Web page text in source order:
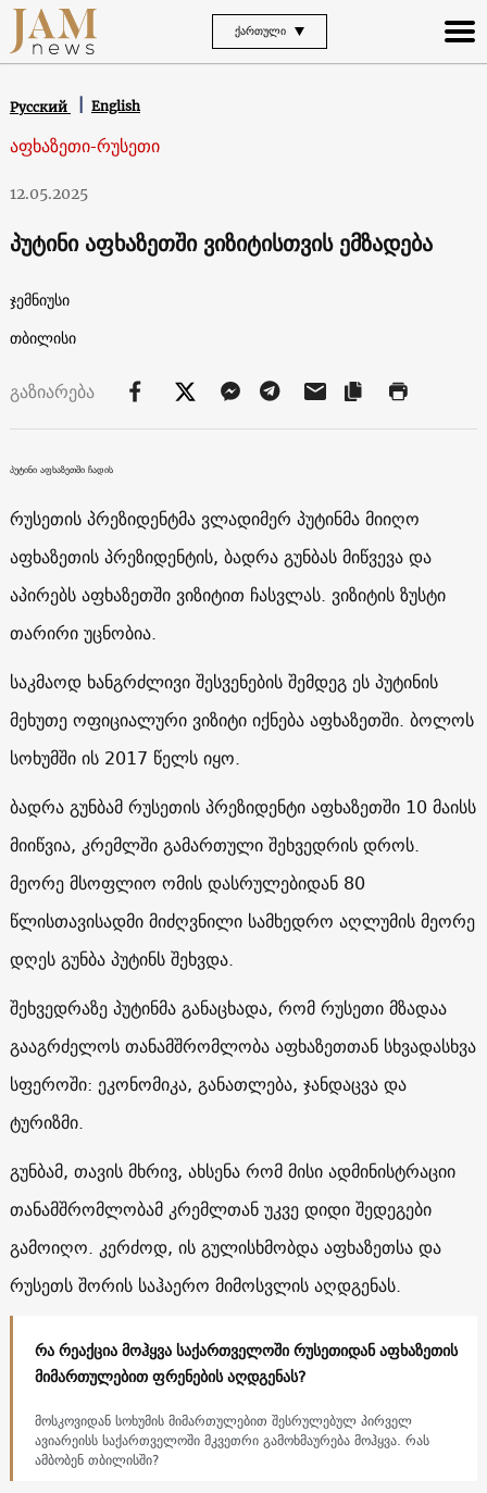
ᲥᲐᲠᲗᲣᲚᲘ
Русский English
აფხაზეთი-რუსეთი
12.05.2025
პუტინი აფხაზეთში ვიზიტისთვის ემზადება
ჯემნიუსი
თბილისი
გაზიარება
პუტინი აფხაზეთში ჩადის
რუსეთის პრეზიდენტმა ვლადიმერ პუტინმა მიიღო
აფხაზეთის პრეზიდენტის, ბადრა გუნბას მიწვევა და
აპირებს აფხაზეთში ვიზიტით ჩასვლას. ვიზიტის ზუსტი
თარირი უცნობია.
საკმაოდ ხანგრძლივი შესვენების შემდეგ ეს პუტინის
მეხუთე ოფიციალური ვიზიტი იქნება აფხაზეთში. ბოლოს
სოხუმში ის 2017 წელს იყო.
ბადრა გუნბამ რუსეთის პრეზიდენტი აფხაზეთში 10 მაისს
მიიწვია, კრემლში გამართული შეხვედრის დროს.
მეორე მსოფლიო ომის დასრულებიდან 80
წლისთავისადმი მიძღვნილი სამხედრო აღლუმის მეორე
დღეს გუნბა პუტინს შეხვდა.
შეხვედრაზე პუტინმა განაცხადა, რომ რუსეთი მზადაა
გააგრძელოს თანამშრომლობა აფხაზეთთან სხვადასხვა
სფეროში: ეკონომიკა, განათლება, ჯანდაცვა და
ტურიზმი.
გუნბამ, თავის მხრივ, ახსენა რომ მისი ადმინისტრაციი
თანამშრომლობამ კრემლთან უკვე დიდი შედეგები
გამოიღო. კერძოდ, ის გულისხმობდა აფხაზეთსა და
რუსეთს შორის საჰაერო მიმოსვლის აღდგენას.
რა რეაქცია მოჰყვა საქართველოში რუსეთიდან აფხაზეთის
მიმართულებით ფრენების აღდგენას?
მოსკოვიდან სოხუმის მიმართულებით შესრულებულ პირველ
ავიარეისს საქართველოში მკვეთრი გამოხმაურება მოჰყვა. რას
ამბობენ თბილისში?